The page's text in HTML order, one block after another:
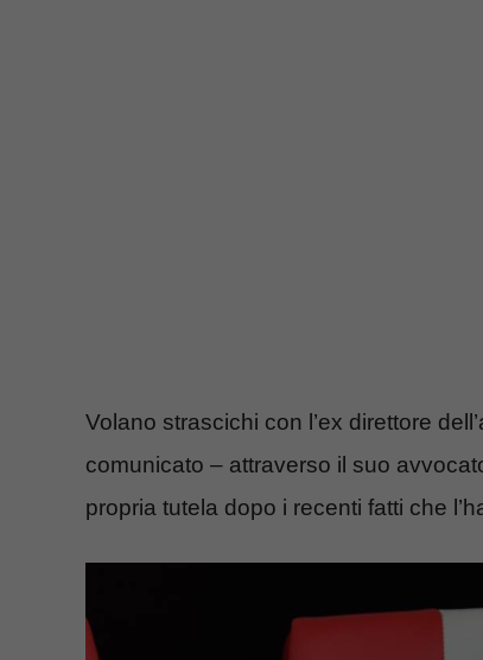
Volano strascichi con l’ex direttore
comunicato – attraverso il suo
propria tutela dopo i recenti fatti che